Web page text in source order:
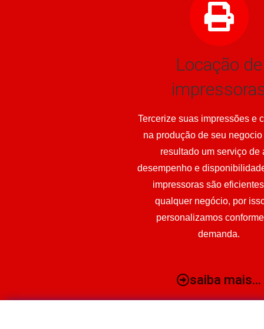
Locação de
Tercerize suas impressões e
na produção de seu
resultado um serviço de
desempenho e
impressoras são
qualquer negócio, por
personalizamos
demanda.
saiba mais...